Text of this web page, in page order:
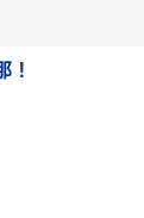
！